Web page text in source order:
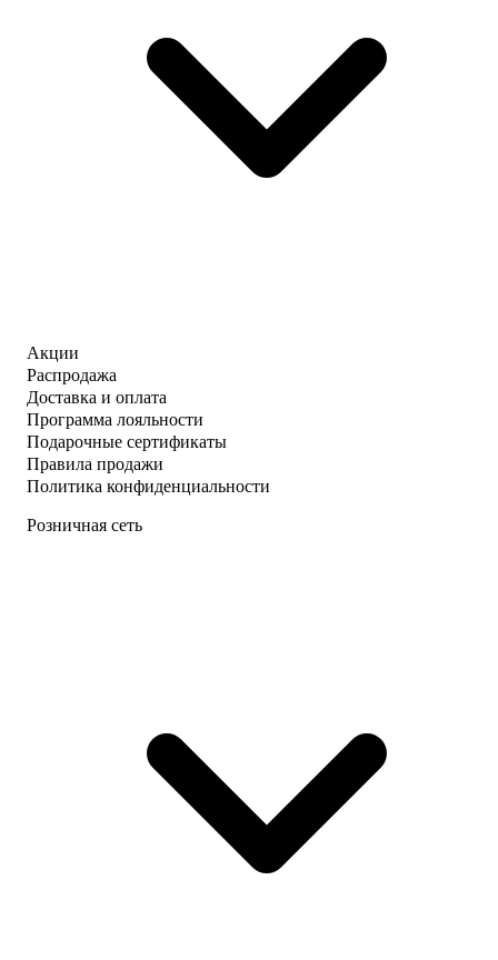
Акции
Распродажа
Доставка и оплата
Программа лояльности
Подарочные сертификаты
Правила продажи
Политика конфиденциальности
Розничная сеть